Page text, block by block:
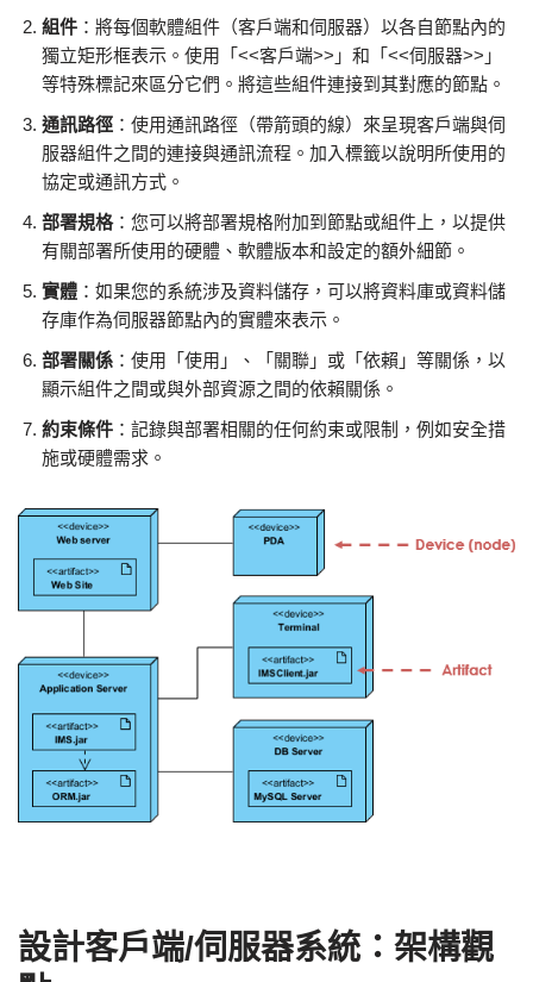
組件 ：將每個軟體組件（客戶端和伺服器）以各自節點內的
獨立矩形框表示。使用「<<客戶端>>」和「<<伺服器>>」
等特殊標記來區分它們。將這些組件連接到其對應的節點。
通訊路徑 ：使用通訊路徑（帶箭頭的線）來呈現客戶端與伺
服器組件之間的連接與通訊流程。加入標籤以說明所使用的
協定或通訊方式。
部署規格：您可以將部署規格附加到節點或組件上，以提供
有關部署所使用的硬體、軟體版本和設定的額外細節。
實體 ：如果您的系統涉及資料儲存，可以將資料庫或資料儲
存庫作為伺服器節點內的實體來表示。
部署關係 ：使用「使用」、「關聯」或「依賴」等關係，以
顯示組件之間或與外部資源之間的依賴關係。
約束條件 ：記錄與部署相關的任何約束或限制，例如安全措
施或硬體需求。
設計客戶端/伺服器系統：架構觀